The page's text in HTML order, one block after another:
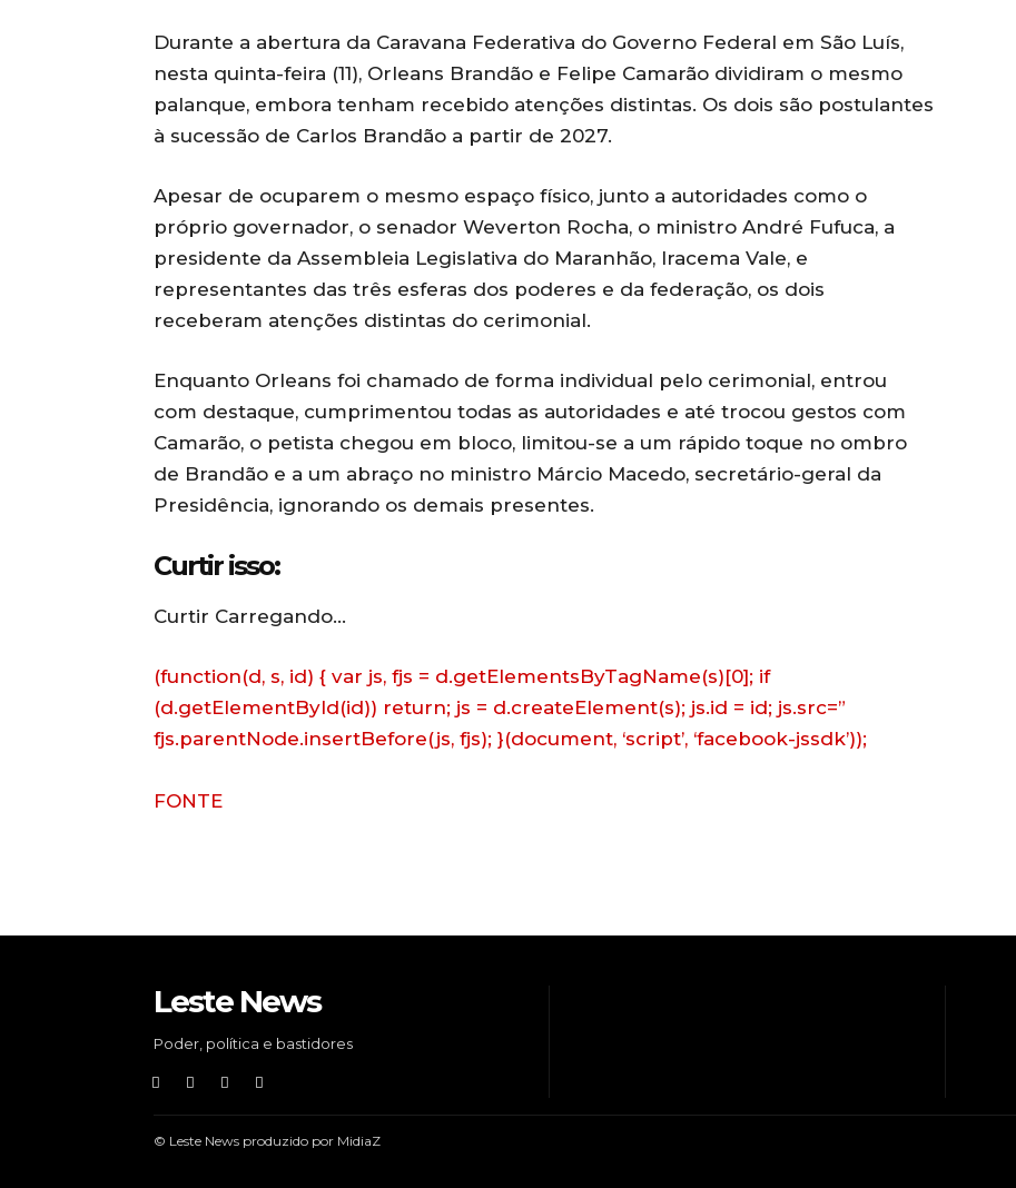
Durante a abertura da Caravana Federativa do Governo Federal em São Luís,
nesta quinta-feira (11), Orleans Brandão e Felipe Camarão dividiram o mesmo
palanque, embora tenham recebido atenções distintas. Os dois são postulantes
à sucessão de Carlos Brandão a partir de 2027.
Apesar de ocuparem o mesmo espaço físico, junto a autoridades como o
próprio governador, o senador Weverton Rocha, o ministro André Fufuca, a
presidente da Assembleia Legislativa do Maranhão, Iracema Vale, e
representantes das três esferas dos poderes e da federação, os dois
receberam atenções distintas do cerimonial.
Enquanto Orleans foi chamado de forma individual pelo cerimonial, entrou
com destaque, cumprimentou todas as autoridades e até trocou gestos com
Camarão, o petista chegou em bloco, limitou-se a um rápido toque no ombro
de Brandão e a um abraço no ministro Márcio Macedo, secretário-geral da
Presidência, ignorando os demais presentes.
Curtir isso:
Curtir Carregando…
(function(d, s, id) { var js, fjs = d.getElementsByTagName(s)[0]; if
(d.getElementById(id)) return; js = d.createElement(s); js.id = id; js.src=”
fjs.parentNode.insertBefore(js, fjs); }(document, ‘script’, ‘facebook-jssdk’));
FONTE
Leste News
Poder, política e bastidores
© Leste News produzido por MidiaZ